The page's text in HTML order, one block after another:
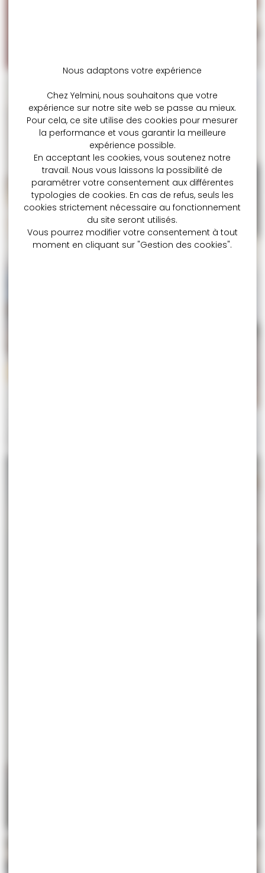
Nous adaptons votre expérience
Chez Yelmini, nous souhaitons que votre
expérience sur notre site web se passe au mieux.
Pour cela, ce site utilise des cookies pour mesurer
la performance et vous garantir la meilleure
expérience possible.
En acceptant les cookies, vous soutenez notre
travail. Nous vous laissons la possibilité de
paramétrer votre consentement aux différentes
typologies de cookies. En cas de refus, seuls les
cookies strictement nécessaire au fonctionnement
du site seront utilisés.
Vous pourrez modifier votre consentement à tout
moment en cliquant sur "Gestion des cookies".